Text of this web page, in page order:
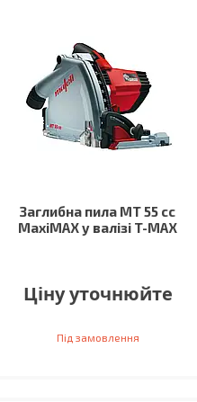
Заглибна пила MT 55 cc
MaxiMAX у валізі T-MAX
Ціну уточнюйте
Під замовлення